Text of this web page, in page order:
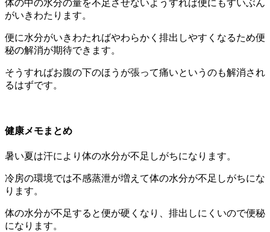
体の中の水分の量を不足させないようすれば便にもすいぶん
がいきわたります。
便に水分がいきわたればやわらかく排出しやすくなるため便
秘の解消が期待できます。
そうすればお腹の下のほうが張って痛いというのも解消され
るはずです。
健康メモまとめ
暑い夏は汗により体の水分が不足しがちになります。
冷房の環境では不感蒸泄が増えて体の水分が不足しがちにな
ります。
体の水分が不足すると便が硬くなり、排出しにくいので便秘
になります。